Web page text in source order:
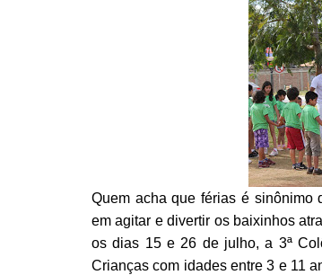
Quem acha que férias é sinônimo
em agitar e divertir os baixinhos
os dias 15 e 26 de julho, a 3ª
Crianças com idades entre 3 e 11